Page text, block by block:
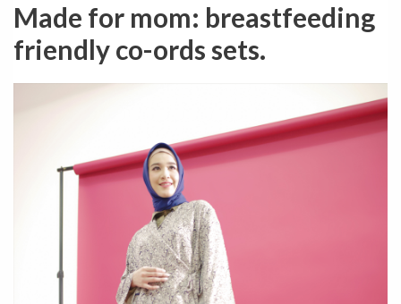
Made for mom: breastfeeding
friendly co-ords sets.